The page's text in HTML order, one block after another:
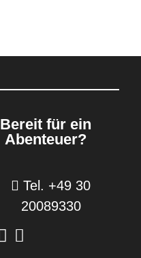
Bereit für ein
Abenteuer?
Tel. +49 30
20089330